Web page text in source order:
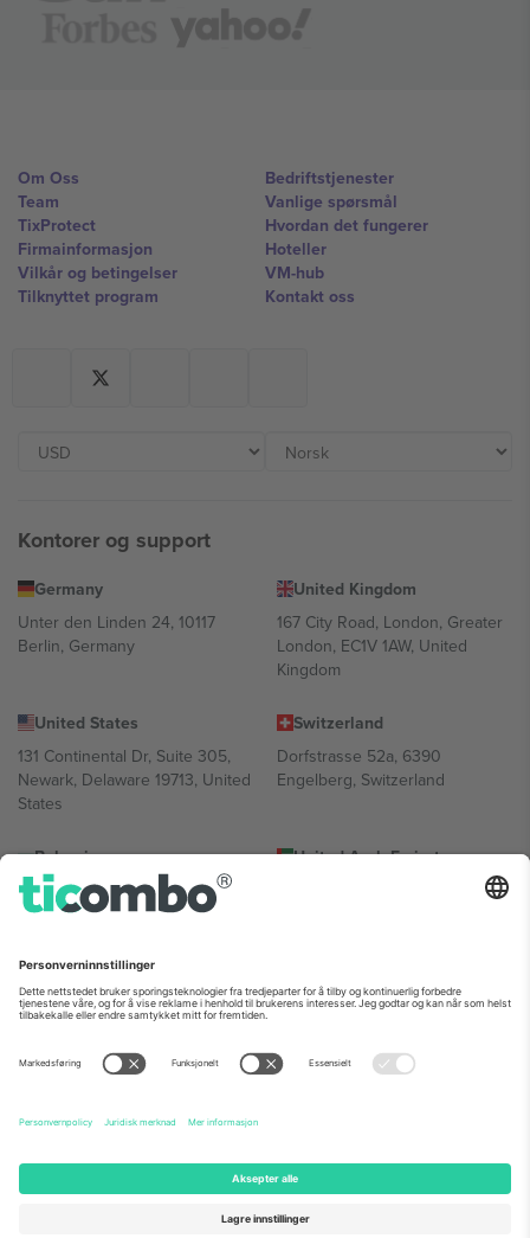
Om Oss
Team
TixProtect
Firmainformasjon
Vilkår og betingelser
Tilknyttet program
Bedriftstjenester
Vanlige spørsmål
Hvordan det fungerer
Hoteller
VM-hub
Kontakt oss
Kontorer og support
Germany
Unter den Linden 24, 10117
Berlin, Germany
United Kingdom
167 City Road, London, Greater
London, EC1V 1AW, United
Kingdom
United States
131 Continental Dr, Suite 305,
Newark, Delaware 19713, United
States
Switzerland
Dorfstrasse 52a, 6390
Engelberg, Switzerland
Bulgaria
Regus Sofia City West, bul
Totleben 53-55, 1606 Sofia,
United Arab Emirates
UAE Dubai Silicon Oasis, DDP
Mexico
Av Chapultepec 360, Roma
Norte, Cuauhtémoc, 06700
Ciudad de México, CDMX,
sted, begivenhet og/eller domene. For detaljer, sjekk spesifikke
arrangementsside, forlag og vilkår.,Firmainformasjon
2026 Ticombo. Alle rettigheter reservert.